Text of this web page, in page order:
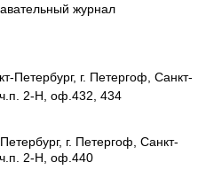
журнал
Петербург, г. Петергоф, Санкт-
ч.п. 2-Н, оф.432, 434
г. Петергоф, Санкт-
ч.п. 2-Н, оф.440